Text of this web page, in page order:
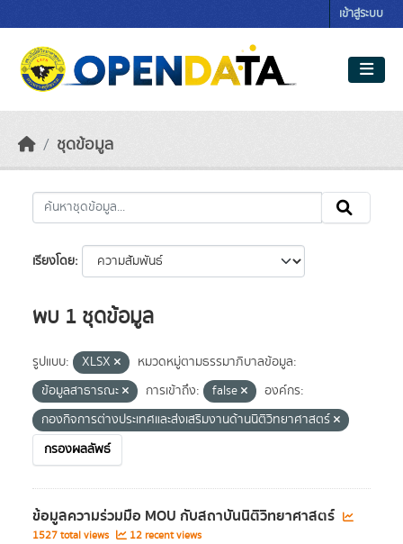
เข้าสู่ระบบ
ชุดข้อมูล
เรียงโดย
พบ 1 ชุดข้อมูล
รูปแบบ: XLSX
หมวดหมู่ตามธรรมาภิบาลข้อมูล:
ข้อมูลสาธารณะ
การเข้าถึง: false
องค์กร:
กองกิจการต่างประเทศและส่งเสริมงานด้านนิติวิทยาศาสตร์
กรองผลลัพธ์
ข้อมูลความร่วมมือ MOU กับสถาบันนิติวิทยาศาสตร์
1527 total views 12 recent views